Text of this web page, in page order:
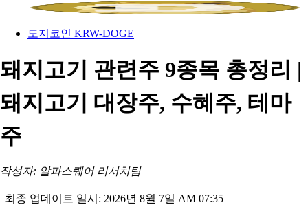
도지코인 KRW-DOGE
돼지고기 관련주 9종목 총정리 |
돼지고기 대장주, 수혜주, 테마
주
작성자: 알파스퀘어 리서치팀
| 최종 업데이트 일시: 2026년 8월 7일 AM 07:35